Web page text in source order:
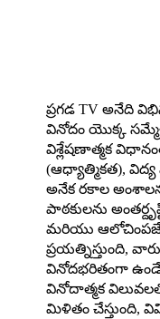
ప్రగడ TV అనేది
వినోదం యొక్క
విశ్లేషణాత్మక
(ఆధ్యాత్మికత),
అనేక రకాల
పాఠకులను
మరియు
ప్రయత్నిస్తుంది,
వినోదభరితంగా
వినోదాత్మక
మిళితం